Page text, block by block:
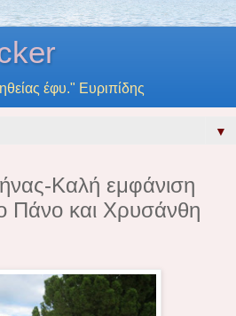
έφυ." Ευριπίδης
▼
Καλή εμφάνιση
Πάνο και Χρυσάνθη